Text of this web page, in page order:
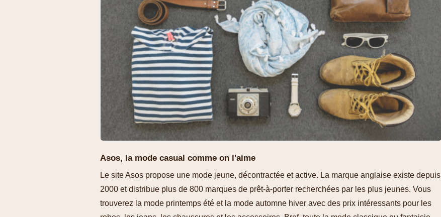
Asos, la mode casual comme on l'aime
Le site Asos propose une mode jeune, décontractée et active. La marque anglaise existe depuis
2000 et distribue plus de 800 marques de prêt-à-porter recherchées par les plus jeunes. Vous
trouverez la mode printemps été et la mode automne hiver avec des prix intéressants pour les